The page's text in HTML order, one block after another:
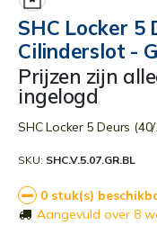
begin
van
de
afbeeldingen-
gallerij
SHC Locker 5
Cilinderslot -
Prijzen zijn
ingelogd
SHC Locker 5 Deurs
SKU SHC.V.5.07.GR.BL
0 stuk(s)
Aangevuld over 8